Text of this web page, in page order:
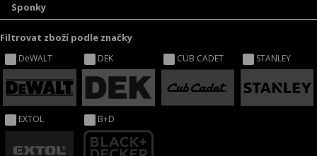
Sponky
Filtrovat zboží podle značky
DeWALT DEK CUB CADET STANLEY
EXTOL B+D